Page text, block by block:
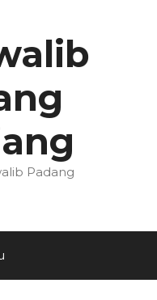
Padang